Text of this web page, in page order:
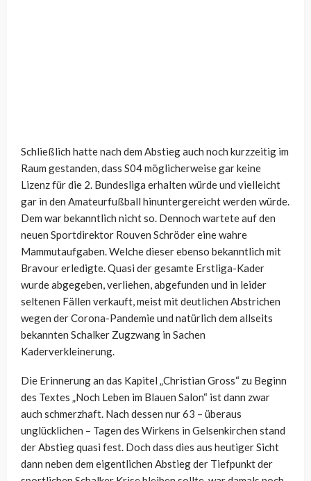
Schließlich hatte nach dem Abstieg auch noch kurzzeitig im
Raum gestanden, dass S04 möglicherweise gar keine
Lizenz für die 2. Bundesliga erhalten würde und vielleicht
gar in den Amateurfußball hinuntergereicht werden würde.
Dem war bekanntlich nicht so. Dennoch wartete auf den
neuen Sportdirektor Rouven Schröder eine wahre
Mammutaufgaben. Welche dieser ebenso bekanntlich mit
Bravour erledigte. Quasi der gesamte Erstliga-Kader
wurde abgegeben, verliehen, abgefunden und in leider
seltenen Fällen verkauft, meist mit deutlichen Abstrichen
wegen der Corona-Pandemie und natürlich dem allseits
bekannten Schalker Zugzwang in Sachen
Kaderverkleinerung.
Die Erinnerung an das Kapitel „Christian Gross“ zu Beginn
des Textes „Noch Leben im Blauen Salon“ ist dann zwar
auch schmerzhaft. Nach dessen nur 63 – überaus
unglücklichen – Tagen des Wirkens in Gelsenkirchen stand
der Abstieg quasi fest. Doch dass dies aus heutiger Sicht
dann neben dem eigentlichen Abstieg der Tiefpunkt der